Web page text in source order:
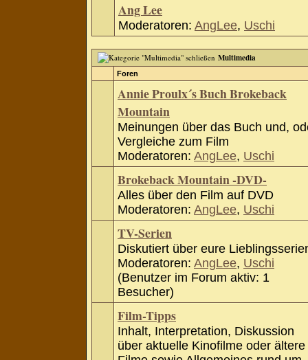
Ang Lee
Moderatoren: AngLee, Uschi
Multimedia
Foren
Annie Proulx´s Buch Brokeback
Mountain
Meinungen über das Buch und,
Vergleiche zum Film
Moderatoren: AngLee, Uschi
Brokeback Mountain -DVD-
Alles über den Film auf DVD
Moderatoren: AngLee, Uschi
TV-Serien
Diskutiert über eure
Moderatoren: AngLee, Uschi
(Benutzer im Forum aktiv: 1
Besucher)
Film-Tipps
Inhalt, Interpretation, Diskussion
über aktuelle Kinofilme oder ältere